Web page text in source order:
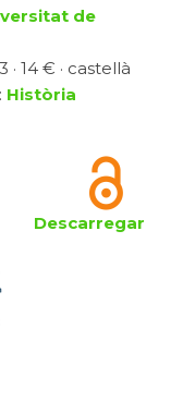
de
· 14 € · castellà
: Història
Descarregar